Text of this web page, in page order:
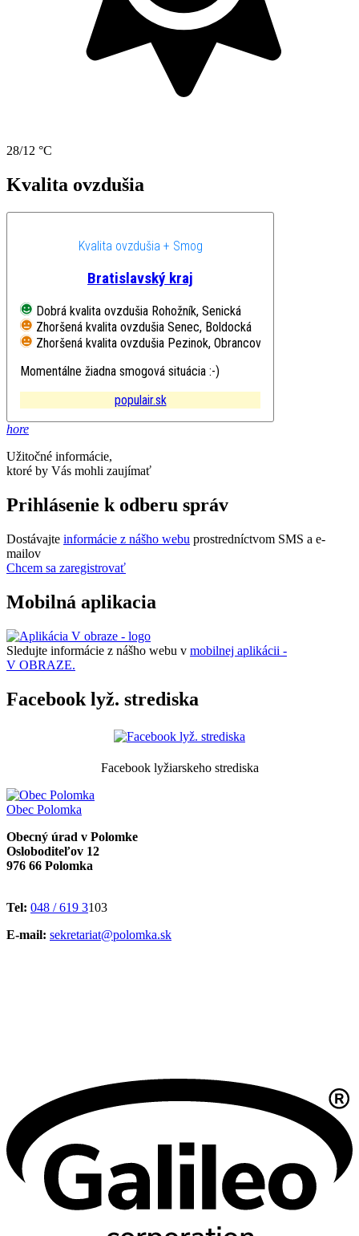
28/12 °C
Kvalita ovzdušia
Kvalita ovzdušia + Smog
Bratislavský kraj
Dobrá kvalita ovzdušia Rohožník, Senická
Zhoršená kvalita ovzdušia Senec, Boldocká
Zhoršená kvalita ovzdušia Pezinok, Obrancov mieru
Momentálne žiadna smogová situácia :-)
populair.sk
hore
Užitočné informácie,
ktoré by Vás mohli zaujímať
Prihlásenie k odberu správ
Dostávajte informácie z nášho webu prostredníctvom SMS a e-
mailov
Chcem sa zaregistrovať
Mobilná aplikacia
Sledujte informácie z nášho webu v mobilnej aplikácii -
V OBRAZE.
Facebook lyž. strediska
Facebook lyžiarskeho strediska
Obec Polomka
Obecný úrad v Polomke
Osloboditeľov 12
976 66 Polomka
Tel: 048 / 619 3103
E-mail: sekretariat@polomka.sk